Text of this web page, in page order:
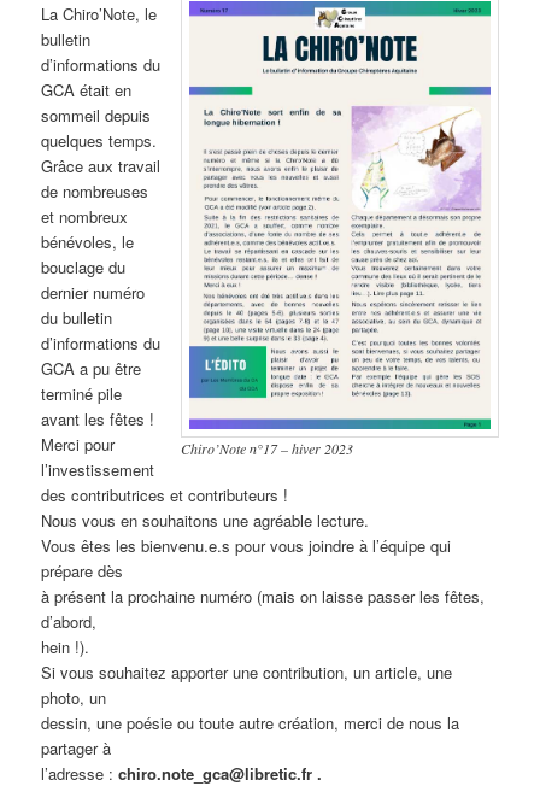
Chiro’Note n°17 – hiver 2023
La Chiro’Note, le
bulletin
d’informations du
GCA était en
sommeil depuis
quelques temps.
Grâce aux travail
de nombreuses
et nombreux
bénévoles, le
bouclage du
dernier numéro
du bulletin
d’informations du
GCA a pu être
terminé pile
avant les fêtes !
Merci pour
l’investissement
des contributrices et contributeurs !
Nous vous en souhaitons une agréable lecture.
Vous êtes les bienvenu.e.s pour vous joindre à l’équipe qui
prépare dès
à présent la prochaine numéro (mais on laisse passer les fêtes,
d’abord,
hein !).
Si vous souhaitez apporter une contribution, un article, une
photo, un
dessin, une poésie ou toute autre création, merci de nous la
partager à
l’adresse :chiro.note_gca@libretic.fr .